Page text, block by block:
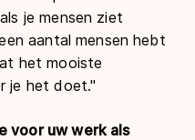
je mensen ziet
aantal mensen hebt
het mooiste
je het doet."
voor uw werk als